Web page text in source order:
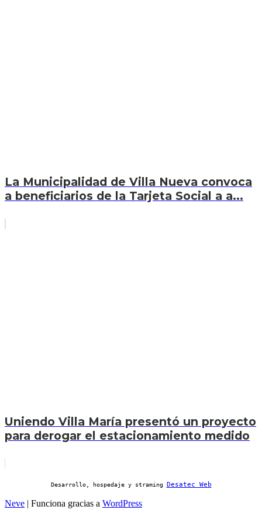
La Municipalidad de Villa Nueva convoca
a beneficiarios de la Tarjeta Social a a...
Uniendo Villa María presentó un proyecto
para derogar el estacionamiento medido
Desarrollo, hospedaje y straming Desatec Web
Neve | Funciona gracias a WordPress